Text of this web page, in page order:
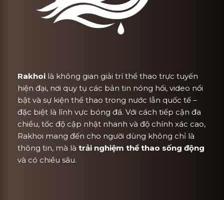
Rakhoi là không gian giải trí thể thao trực tuyến
hiện đại, nơi quy tụ các bản tin nóng hổi, video nổi
bật và sự kiện thể thao trong nước lẫn quốc tế –
đặc biệt là lĩnh vực bóng đá. Với cách tiếp cận đa
chiều, tốc độ cập nhật nhanh và độ chính xác cao,
Rakhoi mang đến cho người dùng không chỉ là
thông tin, mà là trải nghiệm thể thao sống động
và có chiều sâu.